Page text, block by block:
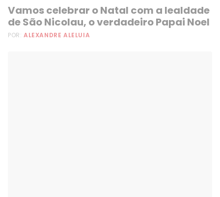
Vamos celebrar o Natal com a lealdade
de São Nicolau, o verdadeiro Papai Noel
POR: ALEXANDRE ALELUIA